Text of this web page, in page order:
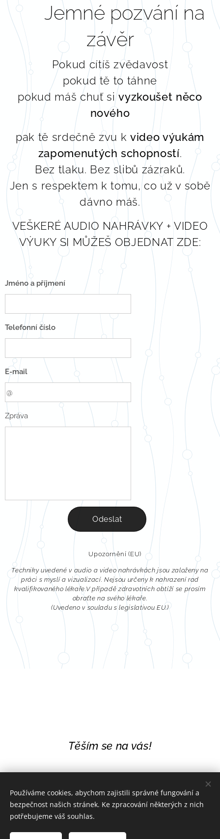
🌿 Jemné pozvání na
závěr
Pokud cítíš zvědavost
pokud tě to táhne
pokud máš chuť sivyzkoušet něco
nového
pak tě srdečně zvu k video výukám
zapomenutých schopností.
Bez tlaku. Bez slibů zázraků.
Jen s respektem k tomu, co už v sobě
dávno máš.
VEŠKERÉ AUDIO NAHRÁVKY + VIDEO
VÝUKY SI MŮŽEŠ OBJEDNAT ZDE:
Jméno a příjmení
Telefonní číslo
E-mail
Zpráva
Odeslat
ℹ️ Upozornění (EU)
Techniky uvedené v audio a video nahrávkách jsou založeny na
práci s myslí a vizualizací. Nejsou určeny k nahrazení rad
kvalifikovaného lékaře.V případě zdravotních obtíží se prosím
obraťte na svého lékaře.
(Uvedeno v souladu s legislativou EU.)
Těším se na vás!
Používáme cookies, abychom zajistili správné fungování a
bezpečnost našich stránek. Ke zpracování některých z nich
potřebujeme váš souhlas.